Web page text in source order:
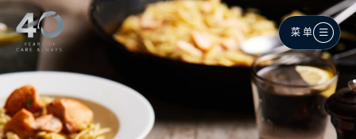
跳至主内容
菜单